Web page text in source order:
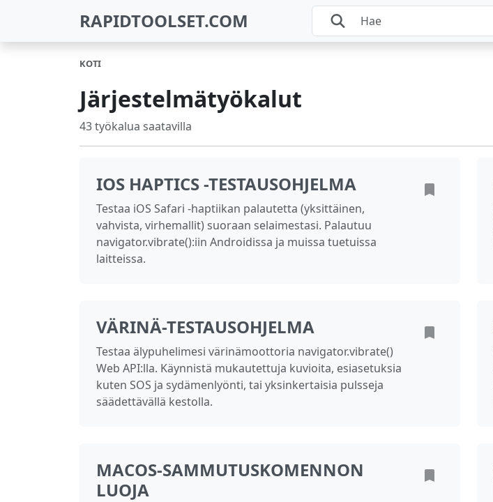
RAPIDTOOLSET.COM
KOTI
Järjestelmätyökalut
43 työkalua saatavilla
IOS HAPTICS -TESTAUSOHJELMA
Testaa iOS Safari -haptiikan palautetta (yksittäinen,
vahvista, virhemallit) suoraan selaimestasi. Palautuu
navigator.vibrate():iin Androidissa ja muissa tuetuissa
laitteissa.
VÄRINÄ-TESTAUSOHJELMA
Testaa älypuhelimesi värinämoottoria navigator.vibrate()
Web API:lla. Käynnistä mukautettuja kuvioita, esiasetuksia
kuten SOS ja sydämenlyönti, tai yksinkertaisia pulsseja
säädettävällä kestolla.
MACOS-SAMMUTUSKOMENNON
LUOJA